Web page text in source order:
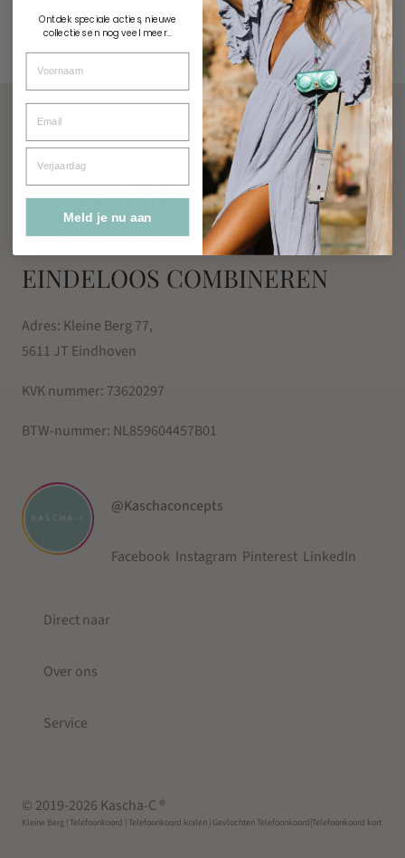
Geen resultaten gevonden.
DE KLEURRIJKE WERELD VAN
KASCHA-C DRAAIT OM
EINDELOOS COMBINEREN
Adres: Kleine Berg 77,
5611 JT Eindhoven
KVK nummer: 73620297
BTW-nummer: NL859604457B01
@Kaschaconcepts
Facebook Instagram Pinterest LinkedIn
Direct naar
Over ons
Service
© 2019-2026 Kascha-C ®
Kleine Berg | Telefoonkoord | Telefoonkoord kralen | Gevlochten Telefoonkoord |Telefoonkoord kort
Ontdek speciale acties, nieuwe
collecties en nog veel meer...
Voornaam
Email
Verjaardag
Meld je nu aan